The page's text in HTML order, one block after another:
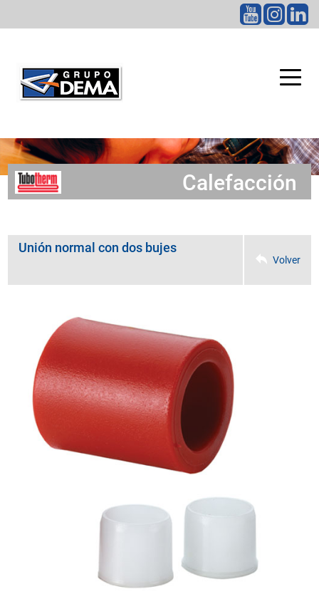
Calefacción
CATEGORÍAS
Volver
Unión normal con dos bujes